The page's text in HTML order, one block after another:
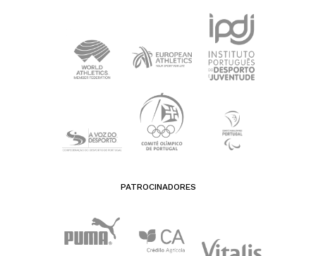
PATROCINADORES